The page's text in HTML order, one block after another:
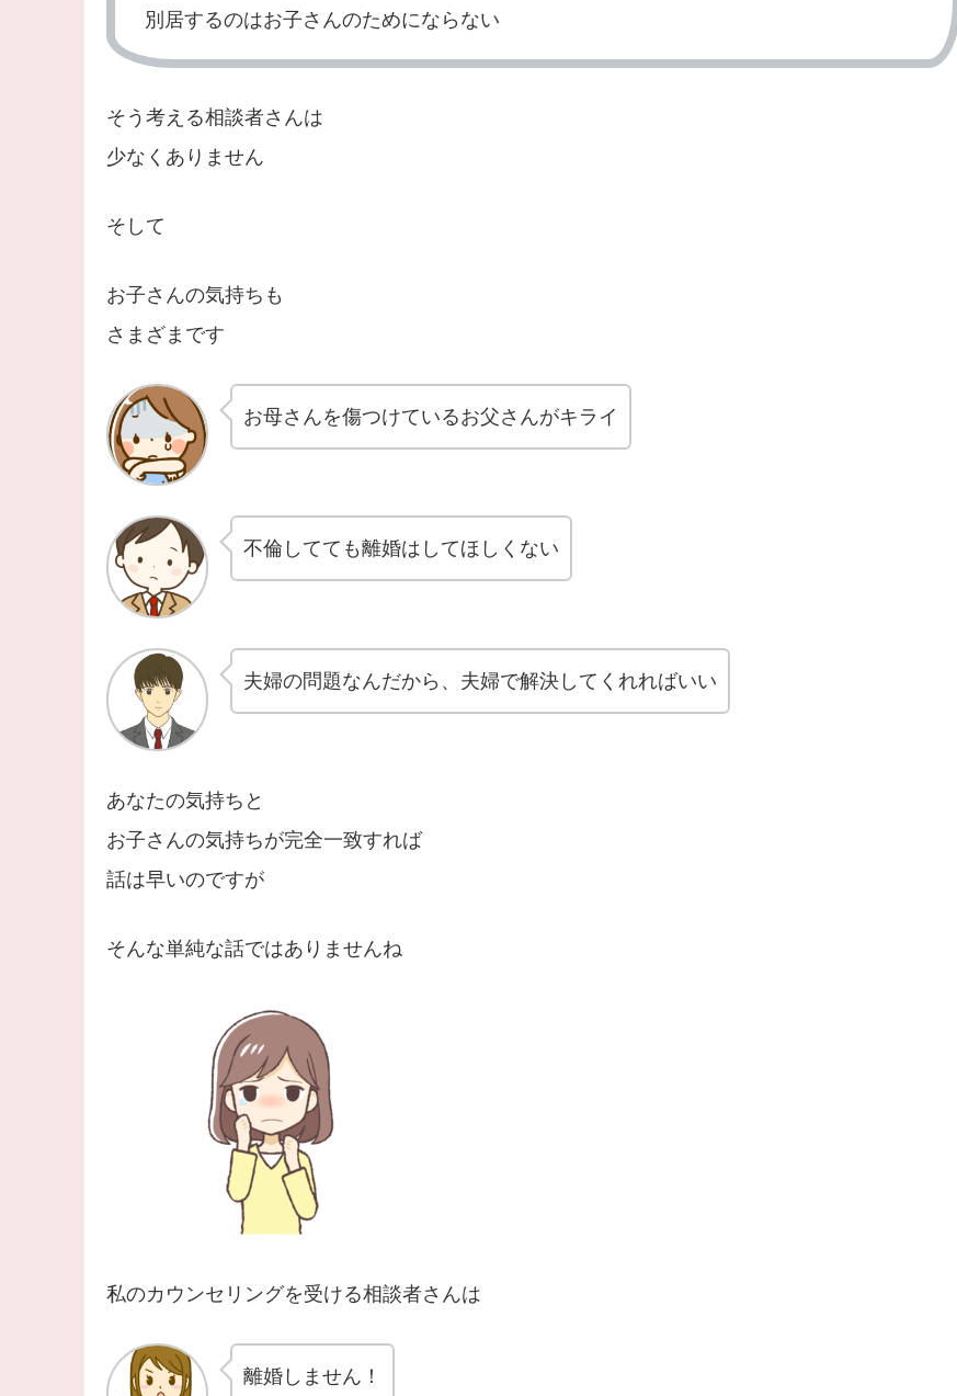
別居するのはお子さんのためにならない
そう考える相談者さんは
少なくありません
そして
お子さんの気持ちも
さまざまです
お母さんを傷つけているお父さんがキライ
不倫してても離婚はしてほしくない
夫婦の問題なんだから、夫婦で解決してくれればいい
あなたの気持ちと
お子さんの気持ちが完全一致すれば
話は早いのですが
そんな単純な話ではありませんね
私のカウンセリングを受ける相談者さんは
離婚しません！